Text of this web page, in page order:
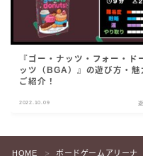
『ゴー・ナッツ・フォー・ド
ッツ（BGA）』の遊び方・魅
ご紹介！
2022.10.09
HOME ＞ ボードゲームアリーナ